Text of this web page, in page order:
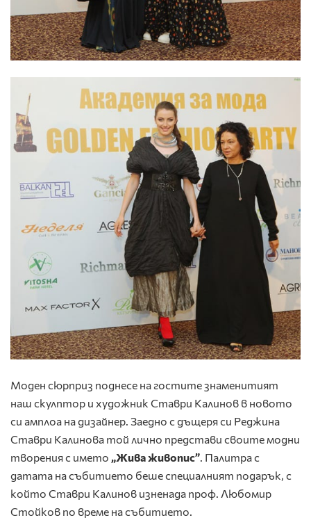
Моден сюрприз поднесе на гостите знаменитият
наш скулптор и художник Ставри Калинов в новото
си амплоа на дизайнер. Заедно с дъщеря си Реджина
Ставри Калинова той лично представи своите модни
творения с името „Жива живопис” . Палитра с
датата на събитието беше специалният подарък, с
който Ставри Калинов изненада проф. Любомир
Стойков по време на събитието.